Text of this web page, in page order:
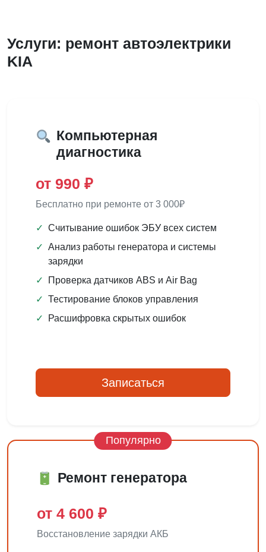
Услуги: ремонт автоэлектрики
KIA
Компьютерная
диагностика
от 990 ₽
Бесплатно при ремонте от 3 000₽
✓ Считывание ошибок ЭБУ всех систем
✓ Анализ работы генератора и системы
зарядки
✓
Проверка датчиков ABS и Air Bag
✓ Тестирование блоков управления
✓
Расшифровка скрытых ошибок
Записаться
Популярно
Ремонт генератора
от 4 600 ₽
Восстановление зарядки АКБ